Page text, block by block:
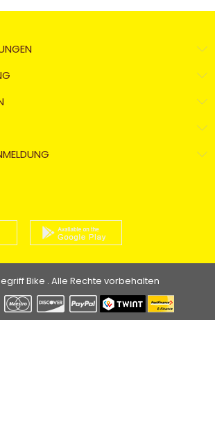
Bike . Alle Rechte vorbehalten